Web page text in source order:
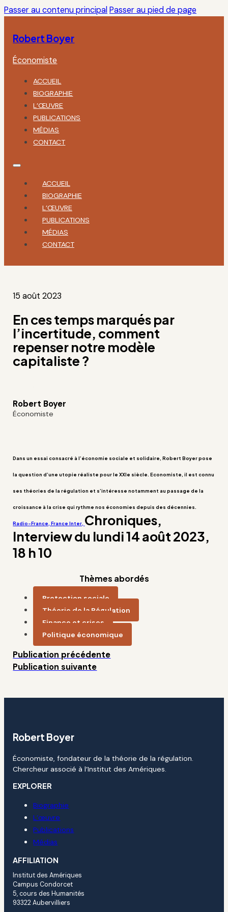
Passer au contenu principal Passer au pied de page
Robert Boyer
Économiste
ACCUEIL
BIOGRAPHIE
L’ŒUVRE
PUBLICATIONS
MÉDIAS
CONTACT
ACCUEIL
BIOGRAPHIE
L’ŒUVRE
PUBLICATIONS
MÉDIAS
CONTACT
15 août 2023
En ces temps marqués par
l’incertitude, comment
repenser notre modèle
capitaliste ?
Robert Boyer
Économiste
Dans un essai consacré à l’économie sociale et solidaire, Robert Boyer pose
la question d’une utopie réaliste pour le XXIe siècle. Economiste, il est connu
ses théories de la régulation et s’intéresse notamment au passage de la
croissance à la crise qui rythme nos économies depuis des décennies.
Radio-France, France Inter, Chroniques,
Interview du lundi 14 août 2023,
18 h 10
Thèmes abordés
Protection sociale
Théorie de la Régulation
Finance et crises
Politique économique
Publication précédente
Publication suivante
Robert Boyer
Économiste, fondateur de la théorie de la régulation.
Chercheur associé à l’Institut des Amériques.
EXPLORER
Biographie
L’œuvre
Publications
Médias
AFFILIATION
Institut des Amériques
Campus Condorcet
5, cours des Humanités
93322 Aubervilliers